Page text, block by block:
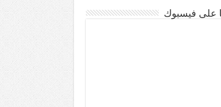
على فيسبوك